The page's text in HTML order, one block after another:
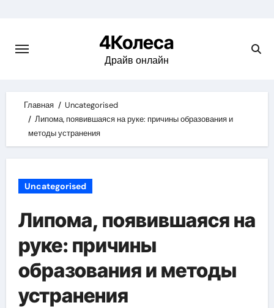
content
4Колеса
Драйв онлайн
Главная
Uncategorised
Липома, появившаяся на руке: причины образования и
методы устранения
Uncategorised
Липома, появившаяся на
руке: причины
образования и методы
устранения